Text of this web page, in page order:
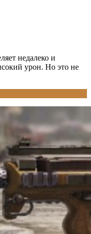
недалеко и
урон. Но это не